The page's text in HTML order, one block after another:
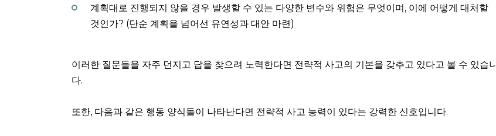
계획대로 진행되지 않을 경우 발생할 수 있는 다양한 변수와 위험은 무엇이며, 이에 어떻게 대처할
것인가? (단순 계획을 넘어선 유연성과 대안 마련)
이러한 질문들을 자주 던지고 답을 찾으려 노력한다면 전략적 사고의 기본을 갖추고 있다고 볼 수 있습니
다.
또한, 다음과 같은 행동 양식들이 나타난다면 전략적 사고 능력이 있다는 강력한 신호입니다.